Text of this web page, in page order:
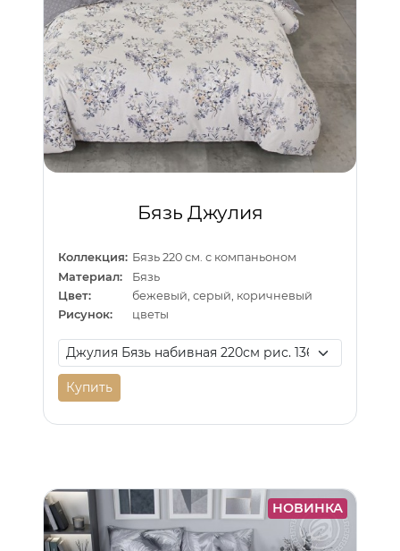
Бязь Джулия
Коллекция: Бязь 220 см. с компаньоном
Материал:
Бязь
Цвет:
бежевый, серый, коричневый
Рисунок:
цветы
Купить
НОВИНКА